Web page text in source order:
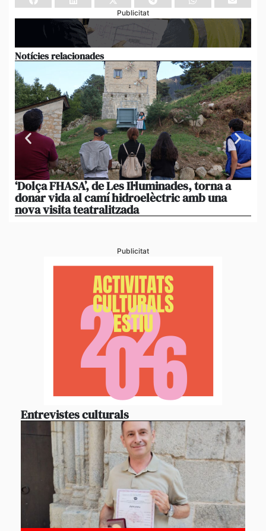
Publicitat
Notícies relacionades
‘Dolça FHASA’, de Les Il·luminades, torna a
donar vida al camí hidroelèctric amb una
nova visita teatralitzada
Publicitat
Entrevistes culturals